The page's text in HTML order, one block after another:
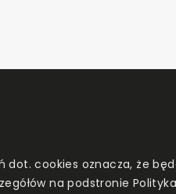
cookies oznacza, że
na podstronie